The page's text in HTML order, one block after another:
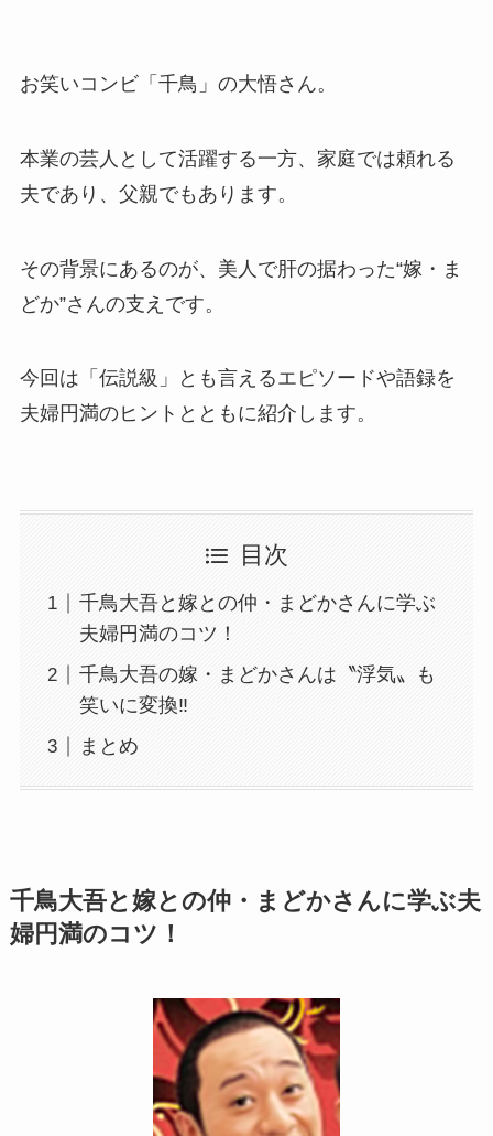
お笑いコンビ「千鳥」の大悟さん。
本業の芸人として活躍する一方、家庭では頼れる
夫であり、父親でもあります。
その背景にあるのが、美人で肝の据わった“嫁・ま
どか”さんの支えです。
今回は「伝説級」とも言えるエピソードや語録を
夫婦円満のヒントとともに紹介します。
目次
千鳥大吾と嫁との仲・まどかさんに学ぶ
夫婦円満のコツ！
千鳥大吾の嫁・まどかさんは〝浮気〟も
笑いに変換‼
まとめ
千鳥大吾と嫁との仲・まどかさんに学ぶ夫
婦円満のコツ！